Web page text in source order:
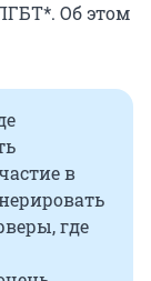
Об этом
в
где